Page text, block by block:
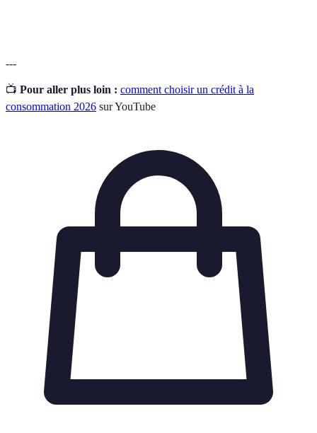
---
📺 Pour aller plus loin : comment choisir un crédit à la
consommation 2026 sur YouTube